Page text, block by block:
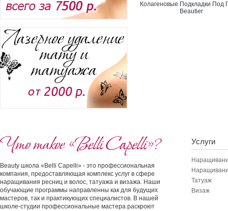
Колагеновые Подкладки Под
Beautier
Что такое «Belli Capelli»?
Beauty школа «Belli Capelli» - это профессиональная
компания, предоставляющая комплекс услуг в сфере
наращивания ресниц и волос, татуажа и визажа. Наши
обучающие программы направленны как для будущих
мастеров, так и практикующих специалистов. В нашей
школе-студии профессиональные мастера раскроют
Услуги
Татуаж
Визаж